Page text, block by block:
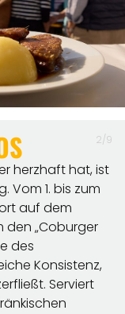
herzhaft hat, ist
Vom 1. bis zum
auf dem
den „Coburger
des
Konsistenz,
Serviert
2/9